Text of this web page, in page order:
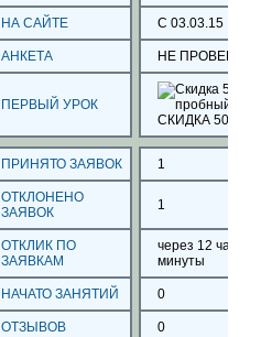
НА САЙТЕ С 03.03.15
АНКЕТА НЕ ПРОВЕРЕНА
ПЕРВЫЙ УРОК
СКИДКА 50%
ПРИНЯТО ЗАЯВОК 1
ОТКЛОНЕНО
ЗАЯВОК
1
ОТКЛИК ПО
ЗАЯВКАМ
через 12 часов
минуты
НАЧАТО ЗАНЯТИЙ 0
ОТЗЫВОВ 0